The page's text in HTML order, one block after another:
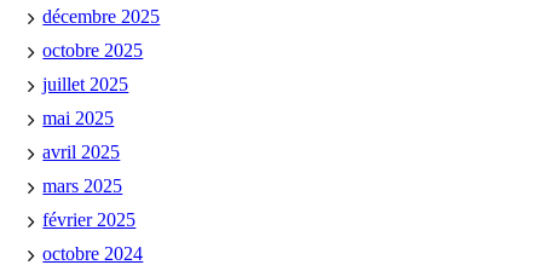
décembre 2025
octobre 2025
juillet 2025
mai 2025
avril 2025
mars 2025
février 2025
octobre 2024